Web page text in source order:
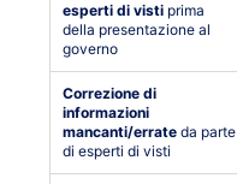
esperti di vistiprima
della presentazione al
governo
Correzione di
informazioni
mancanti/errateda parte
di esperti di visti